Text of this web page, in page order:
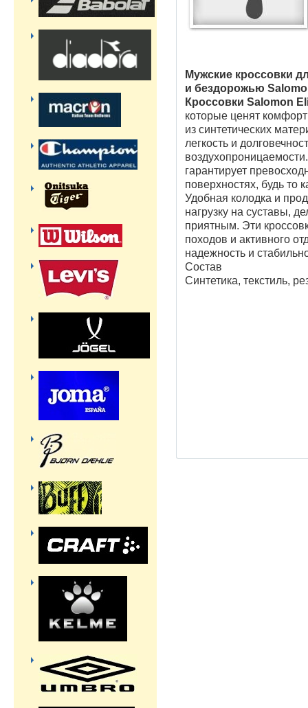
Мужские кроссовки
и бездорожью
Кроссовки Salomon
которые ценят
из синтетических
легкость и
гарантирует
поверхностях, будь то
Удобная колодка и
нагрузку на суставы,
приятным. Эти
походов и активного
надежность и
Состав
Синтетика, текстиль,